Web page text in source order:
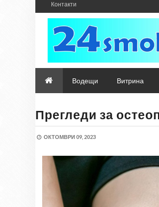
Контакти
Водещи Витрина
Прегледи за
ОКТОМВРИ 09, 2023